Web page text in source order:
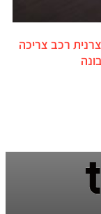
רכב צריכה